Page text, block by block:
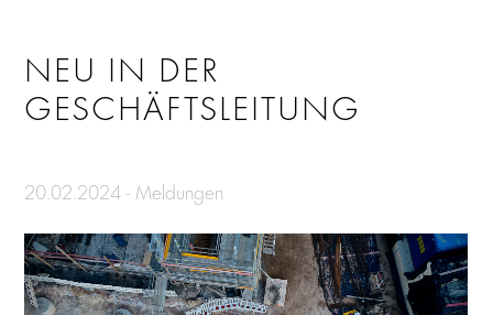
NEU IN DER
GESCHÄFTSLEITUNG
20.02.2024 - Meldungen